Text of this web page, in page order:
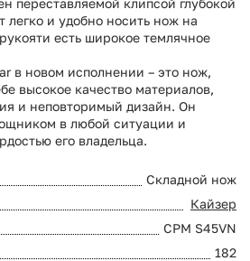
легко и удобно носить нож на
есть широкое темлячное
в новом исполнении – это нож,
высокое качество материалов,
и неповторимый дизайн. Он
в любой ситуации и
его владельца.
Складной нож
Кайзер
CPM S45VN
182